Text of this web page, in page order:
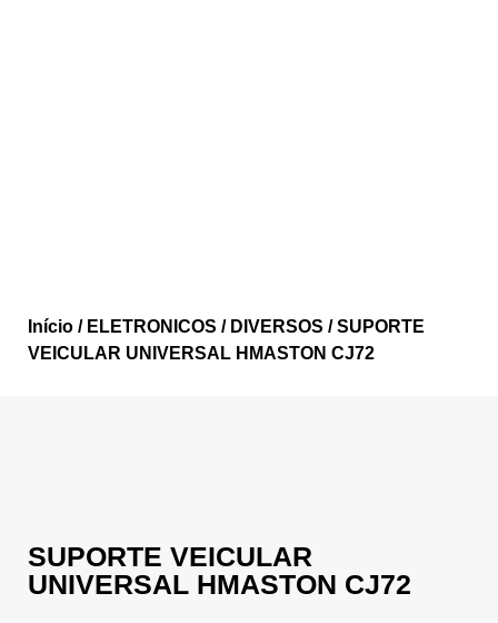
Início / ELETRONICOS / DIVERSOS / SUPORTE
VEICULAR UNIVERSAL HMASTON CJ72
SUPORTE VEICULAR
UNIVERSAL HMASTON CJ72